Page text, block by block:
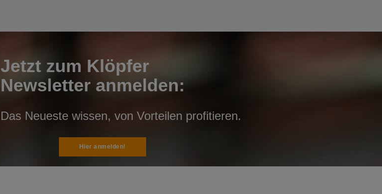
Jetzt zum Klöpfer
Newsletter anmelden:
Das Neueste wissen, von Vorteilen profitieren.
Hier anmelden!